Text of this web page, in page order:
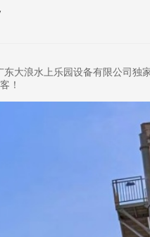
大浪水上乐园设备有限公司独
！